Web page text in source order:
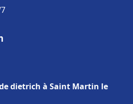
dietrich à Saint Martin le